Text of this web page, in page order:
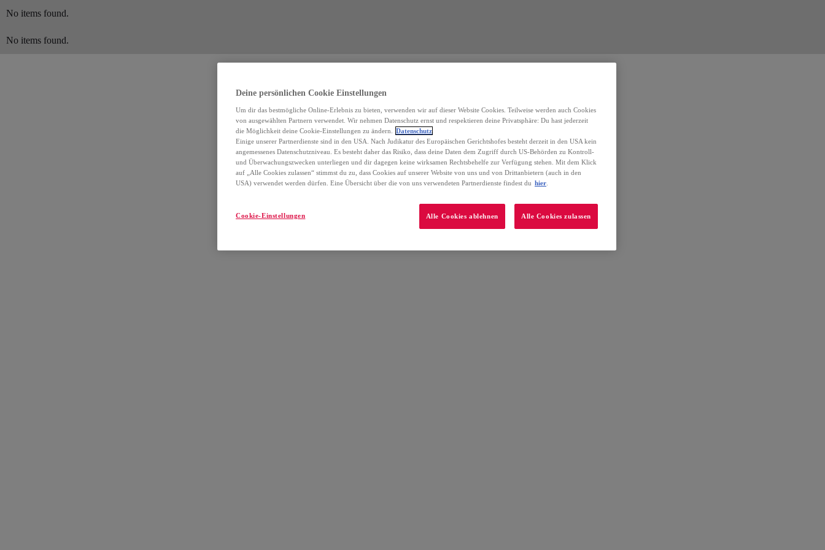
No items found.
No items found.
Deine persönlichen Cookie Einstellungen
Um dir das bestmögliche Online-Erlebnis zu bieten, verwenden wir auf dieser Website Cookies. Teilweise werden auch Cookies
von ausgewählten Partnern verwendet. Wir nehmen Datenschutz ernst und respektieren deine Privatsphäre: Du hast jederzeit
die Möglichkeit deine Cookie-Einstellungen zu ändern.
Datenschutz
Einige unserer Partnerdienste sind in den USA. Nach Judikatur des Europäischen Gerichtshofes besteht derzeit in den USA kein
angemessenes Datenschutzniveau. Es besteht daher das Risiko, dass deine Daten dem Zugriff durch US-Behörden zu Kontroll-
und Überwachungszwecken unterliegen und dir dagegen keine wirksamen Rechtsbehelfe zur Verfügung stehen. Mit dem Klick
auf „Alle Cookies zulassen“ stimmst du zu, dass Cookies auf unserer Website von uns und von Drittanbietern (auch in den
USA) verwendet werden dürfen. Eine Übersicht über die von uns verwendeten Partnerdienste findest du hier
Alle Cookies ablehnen Alle Cookies zulassen
Cookie-Einstellungen